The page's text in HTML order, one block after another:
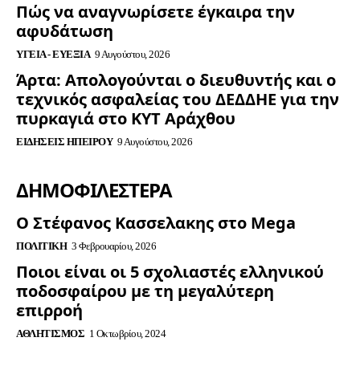
Πώς να αναγνωρίσετε έγκαιρα την
αφυδάτωση
ΥΓΕΊΑ - ΕΥΕΞΊΑ 9 Αυγούστου, 2026
Άρτα: Απολογούνται ο διευθυντής και ο
τεχνικός ασφαλείας του ΔΕΔΔΗΕ για την
πυρκαγιά στο ΚΥΤ Αράχθου
ΕΙΔΉΣΕΙΣ ΗΠΕΊΡΟΥ 9 Αυγούστου, 2026
ΔΗΜΟΦΙΛΈΣΤΕΡΑ
Ο Στέφανος Κασσελακης στο Mega
ΠΟΛΙΤΙΚΉ 3 Φεβρουαρίου, 2026
Ποιοι είναι οι 5 σχολιαστές ελληνικού
ποδοσφαίρου με τη μεγαλύτερη
επιρροή
ΑΘΛΗΤΙΣΜΌΣ 1 Οκτωβρίου, 2024